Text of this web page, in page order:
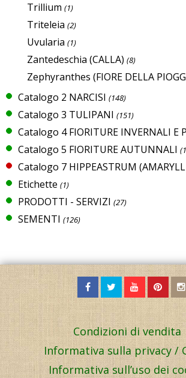
Trillium (1)
Triteleia (2)
Uvularia (1)
Zantedeschia (CALLA) (8)
Zephyranthes (FIORE DELLA
Catalogo 2 NARCISI (148)
Catalogo 3 TULIPANI (151)
Catalogo 4 FIORITURE INVERNALI E
Catalogo 5 FIORITURE AUTUNNALI
Catalogo 7 HIPPEASTRUM
Etichette (1)
PRODOTTI - SERVIZI (27)
SEMENTI (126)
Condizioni di vendita
Informativa sulla privacy /
Informativa sull’uso dei